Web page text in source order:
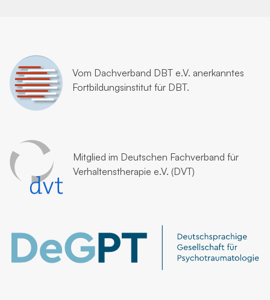
Vom Dachverband DBT e.V. anerkanntes
Fortbildungsinstitut für DBT.
Mitglied im Deutschen Fachverband für
Verhaltenstherapie e.V. (DVT)